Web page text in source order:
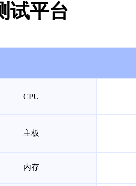
试平台
CPU
主板
内存